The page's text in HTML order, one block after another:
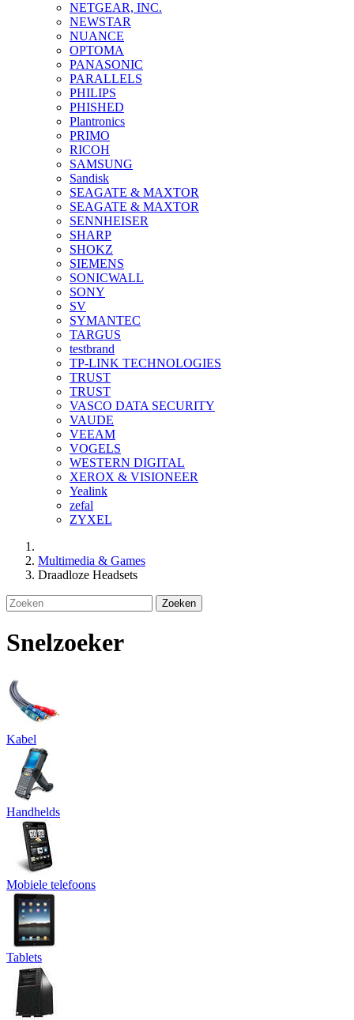
NETGEAR, INC.
NEWSTAR
NUANCE
OPTOMA
PANASONIC
PARALLELS
PHILIPS
PHISHED
Plantronics
PRIMO
RICOH
SAMSUNG
Sandisk
SEAGATE & MAXTOR
SEAGATE & MAXTOR
SENNHEISER
SHARP
SHOKZ
SIEMENS
SONICWALL
SONY
SV
SYMANTEC
TARGUS
testbrand
TP-LINK TECHNOLOGIES
TRUST
TRUST
VASCO DATA SECURITY
VAUDE
VEEAM
VOGELS
WESTERN DIGITAL
XEROX & VISIONEER
Yealink
zefal
ZYXEL
Multimedia & Games
Draadloze Headsets
Zoeken
Snelzoeker
Kabel
Handhelds
Mobiele telefoons
Tablets